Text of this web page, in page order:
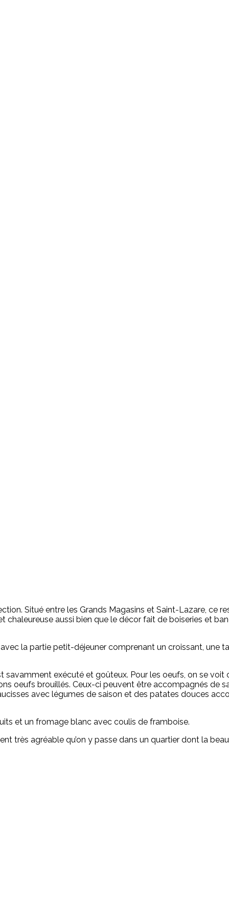
Situé entre les Grands Magasins et Saint-Lazare, ce
chaleureuse aussi bien que le décor fait de boiseries et
la partie petit-déjeuner comprenant un croissant, une
savamment exécuté et goûteux. Pour les oeufs, on se voit
oeufs brouillés. Ceux-ci peuvent être accompagnés de
avec légumes de saison et des patates douces
et un fromage blanc avec coulis de framboise.
très agréable qu’on y passe dans un quartier dont la